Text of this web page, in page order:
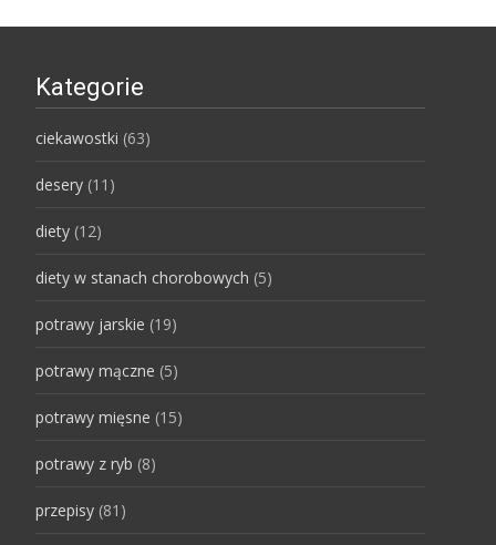
Kategorie
ciekawostki (63)
desery (11)
diety (12)
diety w stanach chorobowych (5)
potrawy jarskie (19)
potrawy mączne (5)
potrawy mięsne (15)
potrawy z ryb (8)
przepisy (81)